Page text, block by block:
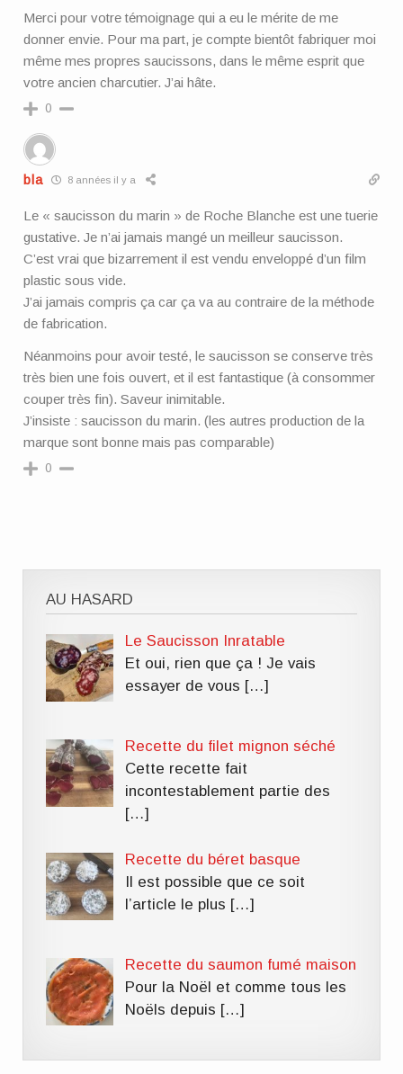
Merci pour votre témoignage qui a eu le mérite de me
donner envie. Pour ma part, je compte bientôt fabriquer moi
même mes propres saucissons, dans le même esprit que
votre ancien charcutier. J’ai hâte.
0
bla 8 années il y a
Le « saucisson du marin » de Roche Blanche est une tuerie
gustative. Je n’ai jamais mangé un meilleur saucisson.
C’est vrai que bizarrement il est vendu enveloppé d’un film
plastic sous vide.
J’ai jamais compris ça car ça va au contraire de la méthode
de fabrication.
Néanmoins pour avoir testé, le saucisson se conserve très
très bien une fois ouvert, et il est fantastique (à consommer
couper très fin). Saveur inimitable.
J’insiste : saucisson du marin. (les autres production de la
marque sont bonne mais pas comparable)
0
AU HASARD
Le Saucisson Inratable
Et oui, rien que ça ! Je vais
essayer de vous […]
Recette du filet mignon séché
Cette recette fait
incontestablement partie des
[…]
Recette du béret basque
Il est possible que ce soit
l’article le plus […]
Recette du saumon fumé maison
Pour la Noël et comme tous les
Noëls depuis […]